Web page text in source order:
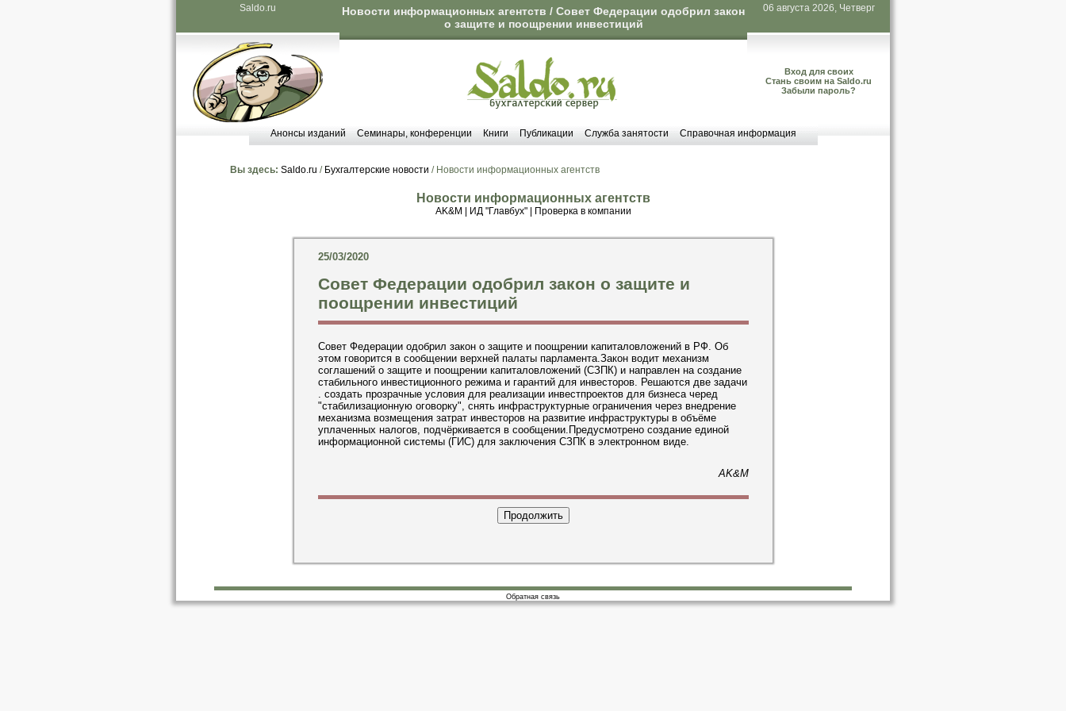
Saldo.ru
Новости информационных агентств / Совет Федерации одобрил закон
о защите и поощрении инвестиций
06 августа 2026, Четверг
Вход для своих
Стань своим на Saldo.ru
Забыли пароль?
Анонсы изданий Семинары, конференции Книги Публикации Служба занятости Справочная информация
Вы здесь: Saldo.ru / Бухгалтерские новости / Новости информационных агентств
Новости информационных агентств
AK&M ИД "Главбух"| Проверка в компании
25/03/2020
Совет Федерации одобрил закон о защите и
поощрении инвестиций
Совет Федерации одобрил закон о защите и поощрении капиталовложений в РФ. Об
этом говорится в сообщении верхней палаты парламента.Закон водит механизм
соглашений о защите и поощрении капиталовложений (СЗПК) и направлен на создание
стабильного инвестиционного режима и гарантий для инвесторов. Решаются две задачи
. создать прозрачные условия для реализации инвестпроектов для бизнеса черед
"стабилизационную оговорку", снять инфраструктурные ограничения через внедрение
механизма возмещения затрат инвесторов на развитие инфраструктуры в объёме
уплаченных налогов, подчёркивается в сообщении.Предусмотрено создание единой
информационной системы (ГИС) для заключения СЗПК в электронном виде.
AK&M
Обратная связь